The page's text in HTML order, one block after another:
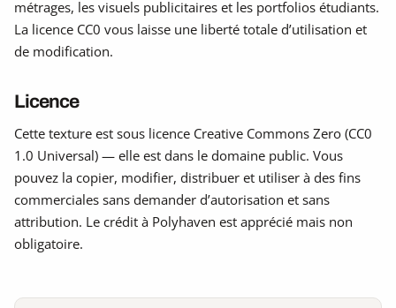
métrages, les visuels publicitaires et les portfolios étudiants.
La licence CC0 vous laisse une liberté totale d’utilisation et
de modification.
Licence
Cette texture est sous licence Creative Commons Zero (CC0
1.0 Universal) — elle est dans le domaine public. Vous
pouvez la copier, modifier, distribuer et utiliser à des fins
commerciales sans demander d’autorisation et sans
attribution. Le crédit à Polyhaven est apprécié mais non
obligatoire.